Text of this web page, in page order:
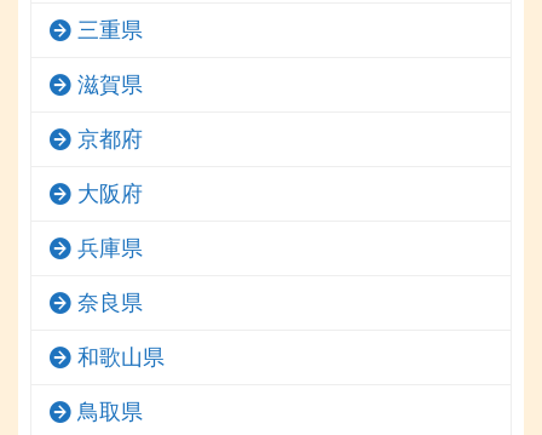
三重県
滋賀県
京都府
大阪府
兵庫県
奈良県
和歌山県
鳥取県